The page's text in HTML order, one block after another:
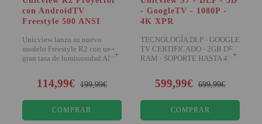
con AndroidTV
Freestyle 500 ANSI
Unicview lanza su nuevo
modelo Freestyle R2 con una
gran tasa de luminosidad ANSI+
114,99€ 199,99€
COMPRAR
- GoogleTV - 1080P -
4K XPR
TECNOLOGÍA DLP - GOOGLE
TV CERTIFICADO - 2GB DE
RAM - SOPORTE HASTA 4K+
599,99€ 699,99€
COMPRAR